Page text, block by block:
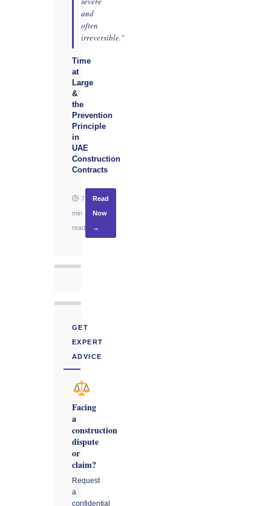
and
often
irreversible."
Time
at
Large
&
the
Prevention
Principle
in
UAE
Construction
Contracts
7
min
read
Read
Now
→
GET
EXPERT
ADVICE
Facing
a
construction
dispute
or
claim?
Request
a
confidential